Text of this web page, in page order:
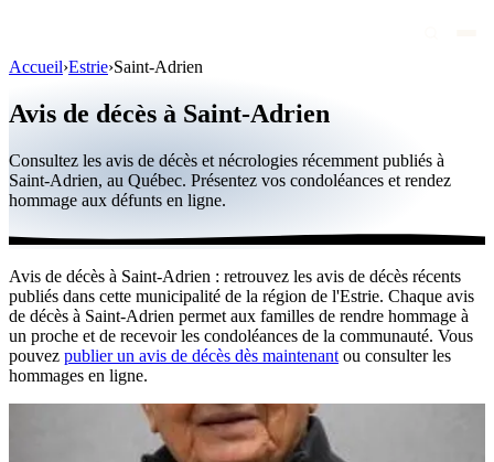
Personnalités publiques
Québec
Canada
International
Par région
Par ville
Maisons funéraires
Accueil›Estrie›Saint-Adrien
Avis de décès à Saint-Adrien
Consultez les avis de décès et nécrologies récemment publiés à
Saint-Adrien, au Québec. Présentez vos condoléances et rendez
hommage aux défunts en ligne.
Avis de décès à Saint-Adrien : retrouvez les avis de décès récents
publiés dans cette municipalité de la région de l'Estrie. Chaque avis
de décès à Saint-Adrien permet aux familles de rendre hommage à
un proche et de recevoir les condoléances de la communauté. Vous
pouvez publier un avis de décès dès maintenant ou consulter les
hommages en ligne.